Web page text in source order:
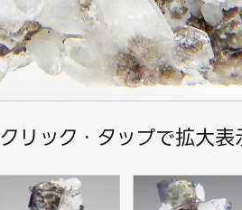
クリック・タップで拡大表